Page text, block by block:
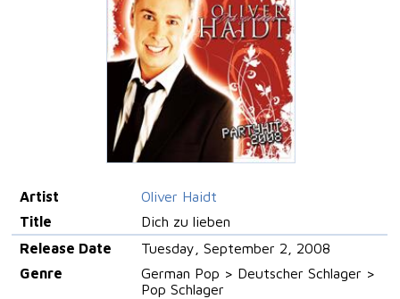
Artist
Oliver Haidt
Title
Dich zu lieben
Release Date
Tuesday, September 2, 2008
Genre
German Pop > Deutscher Schlager >
Pop Schlager